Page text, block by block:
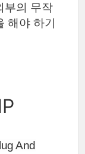
부의 무작
해야 하기
And